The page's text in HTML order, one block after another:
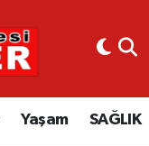
Yaşam SAĞLIK